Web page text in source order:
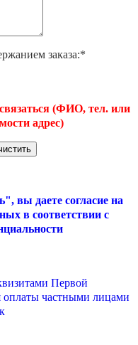
заказа:*
(ФИО, тел. или
адрес)
вы даете согласие на
в соответствии с
Первой
оплаты частными лицами